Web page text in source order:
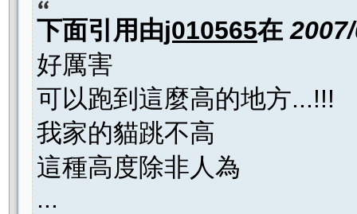
下面引用由j010565在
好厲害
可以跑到這麼高的地方...!!!
我家的貓跳不高
這種高度除非人為
...